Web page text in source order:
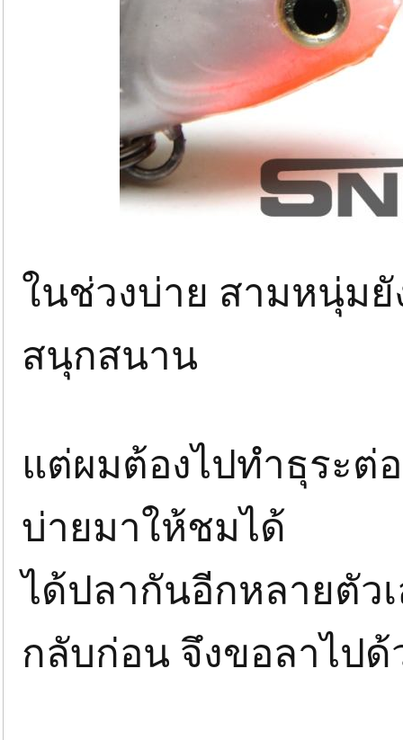
ในช่วงบ่าย สามหนุ่ม
สนุกสนาน
แต่ผมต้องไปทำธุระต่
บ่ายมาให้ชมได้
ได้ปลากันอีกหลายตัว
กลับก่อน จึงขอลาไป